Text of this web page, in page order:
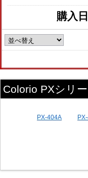
購入日
Colorio PXシリ
PX-404A